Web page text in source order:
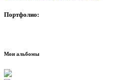
Портфолио:
Мои альбомы